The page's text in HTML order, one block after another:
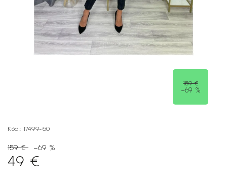
159 €
–69 %
Kód: 17499-50
159 € –69 %
49 €